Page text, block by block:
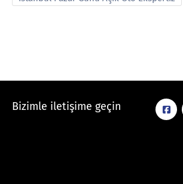
Bizimle iletişime geçin